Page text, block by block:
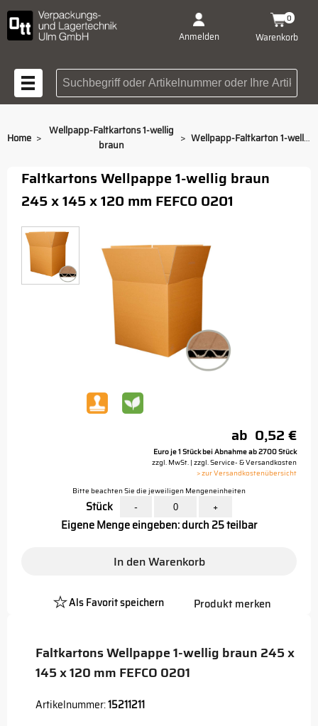
Anmelden Warenkorb
0
Suchbegriff oder
Home > Wellpapp-Faltkartons 1-wellig
braun
> Wellpapp-Faltkarton 1-wellig braun 245 x 145 x 120 mm
Faltkartons Wellpappe 1-wellig braun 245 x
145 x 120 mm FEFCO 0201
Artikelnummer:15211211
Faltkartons Wellpappe 1-wellig braun
245 x 145 x 120 mm FEFCO 0201
ab 0,52 €
Euro je 1 Stück bei Abnahme ab 2700 Stück
zzgl. MwSt. | zzgl. Service- & Versandkosten
> zur Versandkostenübersicht
Bitte beachten Sie die jeweiligen Mengeneinheiten
Stück - +
Eigene Menge eingeben: durch 25 teilbar
In den Warenkorb
Als Favorit speichern
Platzhalter
Produkt merken